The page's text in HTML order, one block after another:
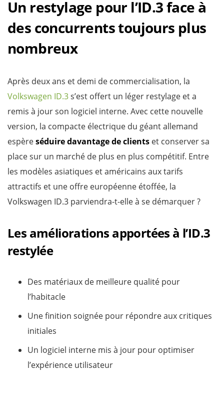
Un restylage pour l’ID.3 face à
des concurrents toujours plus
nombreux
Après deux ans et demi de commercialisation, la
Volkswagen ID.3s’est offert un léger restylage et a
remis à jour son logiciel interne. Avec cette nouvelle
version, la compacte électrique du géant allemand
espèreséduire davantage de clients et conserver sa
place sur un marché de plus en plus compétitif. Entre
les modèles asiatiques et américains aux tarifs
attractifs et une offre européenne étoffée, la
Volkswagen ID.3 parviendra-t-elle à se démarquer ?
Les améliorations apportées à l’ID.3
restylée
Des matériaux de meilleure qualité pour
l’habitacle
Une finition soignée pour répondre aux critiques
initiales
Un logiciel interne mis à jour pour optimiser
l’expérience utilisateur